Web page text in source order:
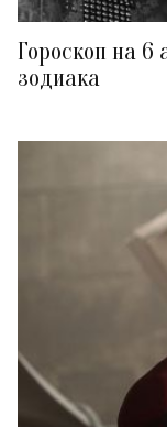
Гороскоп на 6
зодиака